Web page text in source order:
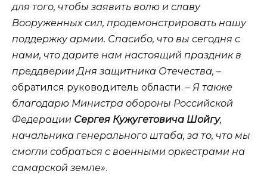
для того, чтобы заявить волю и славу
Вооруженных сил, продемонстрировать нашу
поддержку армии. Спасибо, что вы сегодня с
нами, что дарите нам настоящий праздник в
преддверии Дня защитника Отечества, –
обратился руководитель области. – Я также
благодарю Министра обороны Российской
Федерации Сергея Кужугетовича Шойгу,
начальника генерального штаба, за то, что мы
смогли собраться с военными оркестрами на
самарской земле».